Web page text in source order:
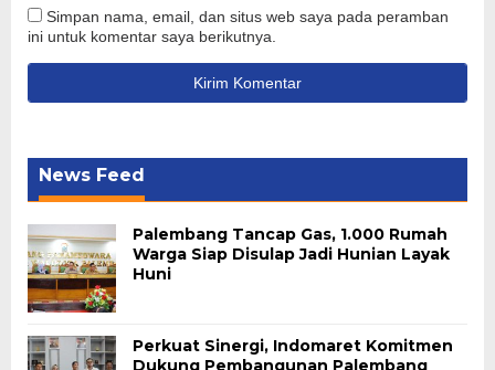
Simpan nama, email, dan situs web saya pada peramban
ini untuk komentar saya berikutnya.
News Feed
Palembang Tancap Gas, 1.000 Rumah
Warga Siap Disulap Jadi Hunian Layak
Huni
Perkuat Sinergi, Indomaret Komitmen
Dukung Pembangunan Palembang